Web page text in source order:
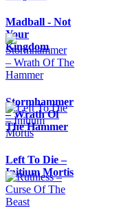
Madball - Not
Your
Kingdom
Stormhammer
– Wrath Of
The Hammer
Left To Die –
Initium Mortis